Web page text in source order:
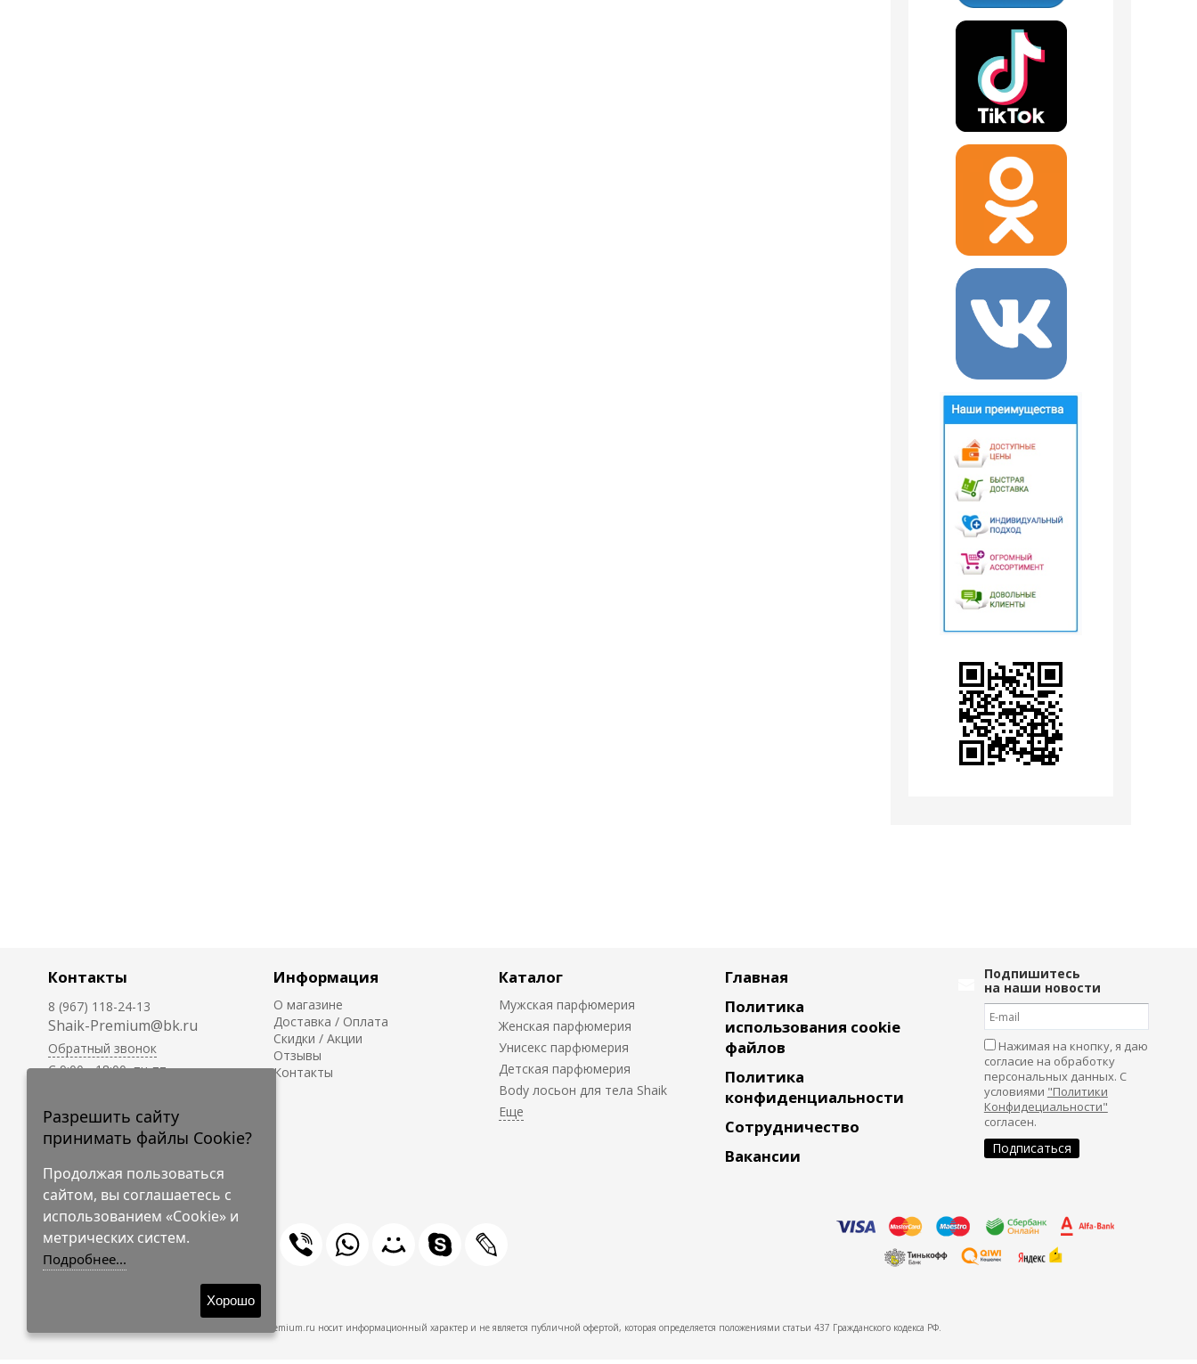
Контакты
8 (967) 118-24-13
Shaik-Premium@bk.ru
Обратный звонок
C 9:00 - 18:00, пн-пт
круглосуточно.
Информация
О магазине
Доставка / Оплата
Скидки / Акции
Отзывы
Контакты
Каталог
Мужская парфюмерия
Женская парфюмерия
Унисекс парфюмерия
Детская парфюмерия
Body лосьон для тела Shaik
Главная
Политика
использования cookie
файлов
Политика
конфиденциальности
Сотрудничество
Вакансии
Подпишитесь
на наши новости
Нажимая на кнопку, я даю
согласие на обработку
персональных данных. С
условиями "Политики
Конфидециальности"
согласен.
© 2009-2026 Shaik-Premium
Shaik-Premium.ru носит информационный характер и не является публичной офертой, которая определяется положениями статьи 437 Гражданского кодекса РФ.
Разрешить сайту
принимать файлы Cookie?
Продолжая пользоваться
сайтом, вы соглашаетесь с
использованием «Cookie» и
метрических систем.
Подробнее...
Хорошо